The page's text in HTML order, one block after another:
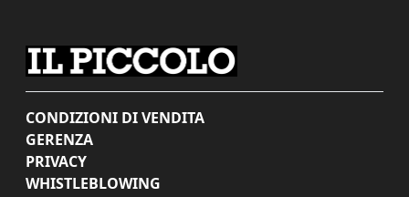
CONDIZIONI DI VENDITA
GERENZA
PRIVACY
WHISTLEBLOWING